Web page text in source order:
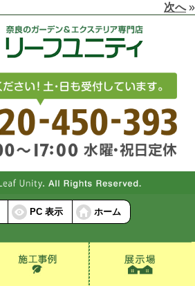
次へ»
PC 表示 ホーム